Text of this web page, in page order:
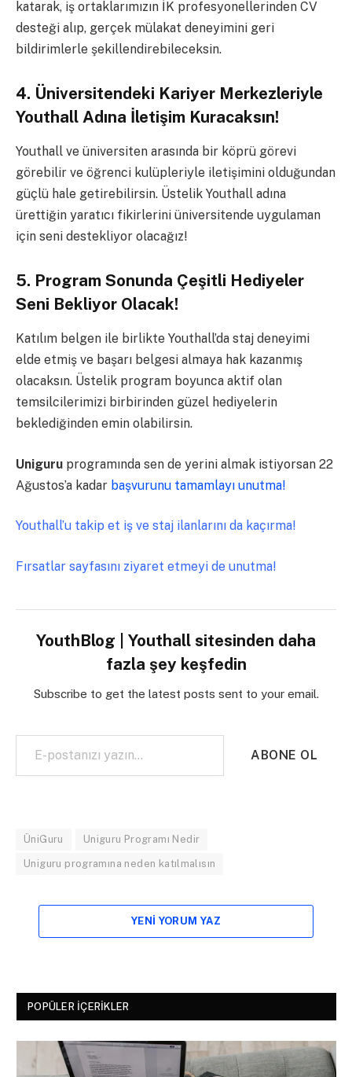
katarak, iş ortaklarımızın İK profesyonellerinden CV
desteği alıp, gerçek mülakat deneyimini geri
bildirimlerle şekillendirebileceksin.
4. Üniversitendeki Kariyer Merkezleriyle
Youthall Adına İletişim Kuracaksın!
Youthall ve üniversiten arasında bir köprü görevi
görebilir ve öğrenci kulüpleriyle iletişimini olduğundan
güçlü hale getirebilirsin. Üstelik Youthall adına
ürettiğin yaratıcı fikirlerini üniversitende uygulaman
için seni destekliyor olacağız!
5. Program Sonunda Çeşitli Hediyeler
Seni Bekliyor Olacak!
Katılım belgen ile birlikte Youthall’da staj deneyimi
elde etmiş ve başarı belgesi almaya hak kazanmış
olacaksın. Üstelik program boyunca aktif olan
temsilcilerimizi birbirinden güzel hediyelerin
beklediğinden emin olabilirsin.
Uniguru programında sen de yerini almak istiyorsan 22
Ağustos’a kadar başvurunu tamamlayı unutma!
Youthall’u takip et iş ve staj ilanlarını da kaçırma!
Fırsatlar sayfasını ziyaret etmeyi de unutma!
YouthBlog | Youthall sitesinden daha
fazla şey keşfedin
Subscribe to get the latest posts sent to your email.
E-postanızı yazın…
ABONE OL
ÜniGuru Uniguru Programı Nedir
Uniguru programına neden katılmalısın
YENI YORUM YAZ
POPÜLER İÇERIKLER